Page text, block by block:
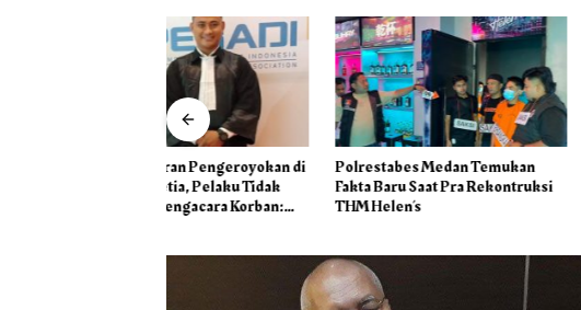
Polrestabes Medan Temukan
Fakta Baru Saat Pra Rekontruksi
THM Helen’s
Polrestabes Medan
Pemasok Narkoba ke